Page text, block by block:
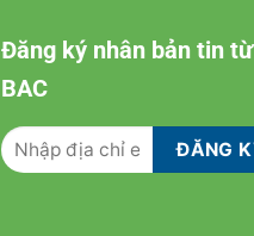
Đăng ký nhân bản tin từ
BAC